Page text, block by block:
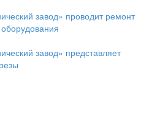
завод» проводит ремонт
завод» представляет